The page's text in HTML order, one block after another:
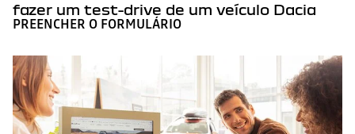
fazer um test-drive de um veículo Dacia
PREENCHER O FORMULÁRIO